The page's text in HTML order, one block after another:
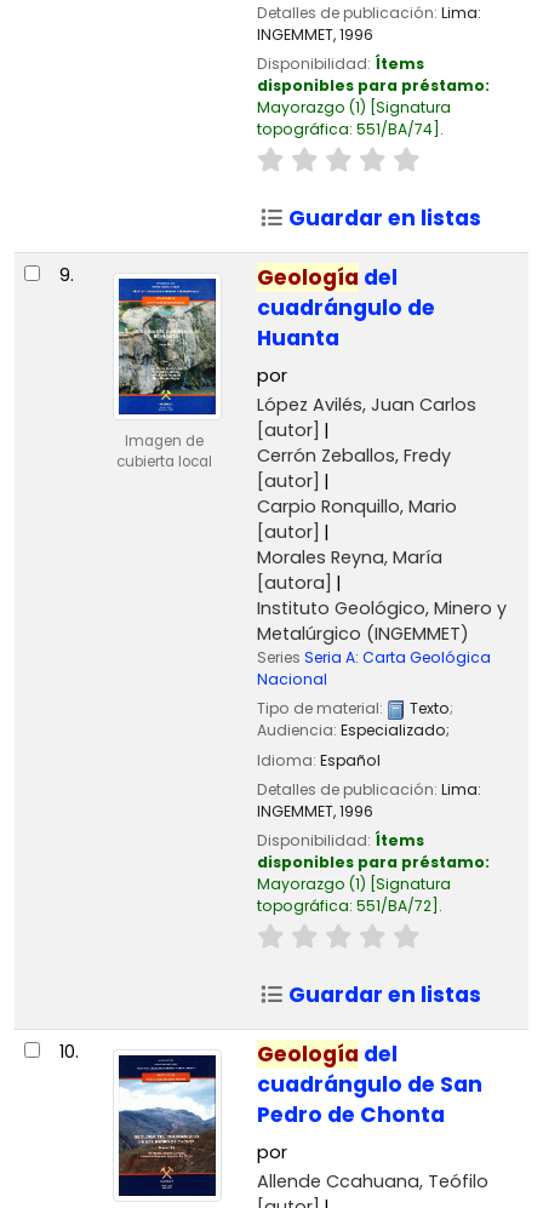
Detalles de publicación: Lima:
INGEMMET,1996
Disponibilidad: Ítems
disponibles para préstamo:
Mayorazgo (1) Signatura
topográfica: 551/BA/74 .
Guardar en listas
9.
Imagen de
cubierta local
Geología del
cuadrángulo de
Huanta
por
López Avilés, Juan Carlos
[autor]
Cerrón Zeballos, Fredy
[autor]
Carpio Ronquillo, Mario
[autor]
Morales Reyna, María
[autora]
Instituto Geológico, Minero y
Metalúrgico (INGEMMET)
Series Seria A: Carta Geológica
Nacional
Tipo de material:
Texto;
Audiencia: Especializado;
Idioma: Español
Detalles de publicación: Lima:
INGEMMET,1996
Disponibilidad: Ítems
disponibles para préstamo:
Mayorazgo (1) Signatura
topográfica: 551/BA/72 .
Guardar en listas
10. Geología del
cuadrángulo de San
Pedro de Chonta
por
Allende Ccahuana, Teófilo